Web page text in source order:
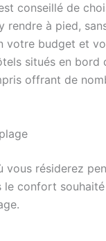
conseillé de
à pied,
votre budget et
situés en bord
offrant de
vous résiderez
le confort